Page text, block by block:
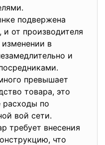
подвержена
от производителя
изменении в
и
превышает
товара, это
расходы по
вой сети.
требует внесения
что